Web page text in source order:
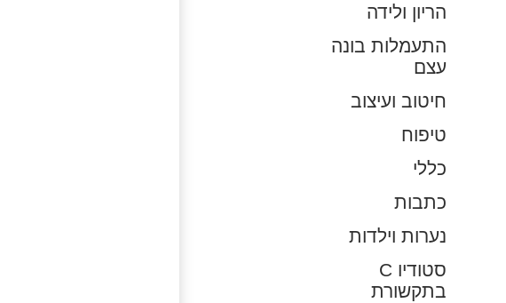
הריון ולידה
התעמלות בונה
עצם
חיטוב ועיצוב
טיפוח
כללי
כתבות
נערות וילדות
סטודיו C
בתקשורת